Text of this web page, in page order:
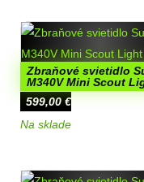
Zbraňové svietidlo
M340V Mini Scout
599,00€
Na sklade